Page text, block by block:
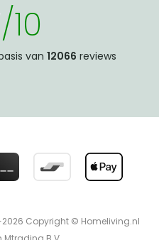
van 12066 reviews
Copyright © Homeliving.nl